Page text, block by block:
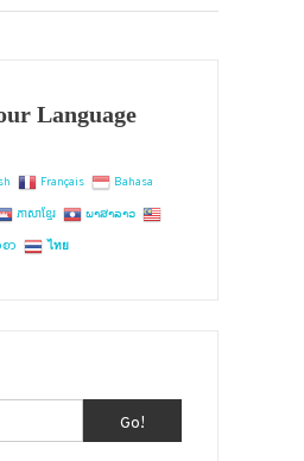
Language
Français Bahasa
ភាសាខ្មែរ ພາສາລາວ
ာ ไทย
Go!